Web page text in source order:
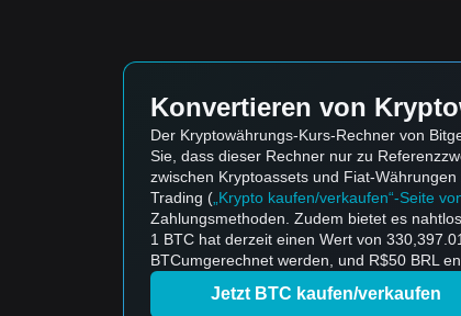
Konvertieren von
Der Kryptowährungs-Kurs-Rechner von
Sie, dass dieser Rechner nur zu
zwischen Kryptoassets und Fiat-
Trading ( „Krypto kaufen/verkaufen“-Seite
Zahlungsmethoden. Zudem bietet es
1 BTC hat derzeit einen Wert von
BTCumgerechnet werden, und R$50 BRL
Jetzt BTC kaufen/verkaufen